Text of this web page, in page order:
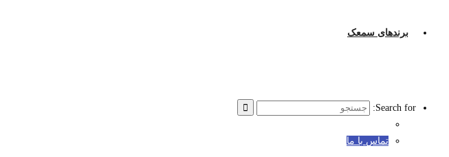
برندهای سمعک
Search for:
تماس با ما